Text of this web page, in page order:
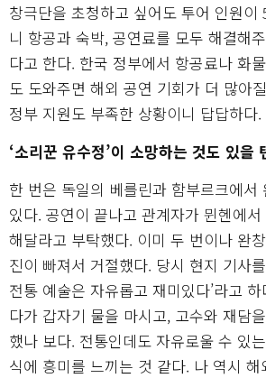
창극단을 초청하고 싶어도 투어 인원이
니 항공과 숙박, 공연료를 모두 해결해
다고 한다. 한국 정부에서 항공료나 화
도 도와주면 해외 공연 기회가 더 많아
정부 지원도 부족한 상황이니 답답하다.
‘소리꾼 유수정’이 소망하는 것도 있을
한 번은 독일의 베를린과 함부르크에서
있다. 공연이 끝나고 관계자가 뮌헨에
해달라고 부탁했다. 이미 두 번이나 완
진이 빠져서 거절했다. 당시 현지 기사
전통 예술은 자유롭고 재미있다’라고
다가 갑자기 물을 마시고, 고수와 재담
했나 보다. 전통인데도 자유로울 수 있
식에 흥미를 느끼는 것 같다. 나 역시 해